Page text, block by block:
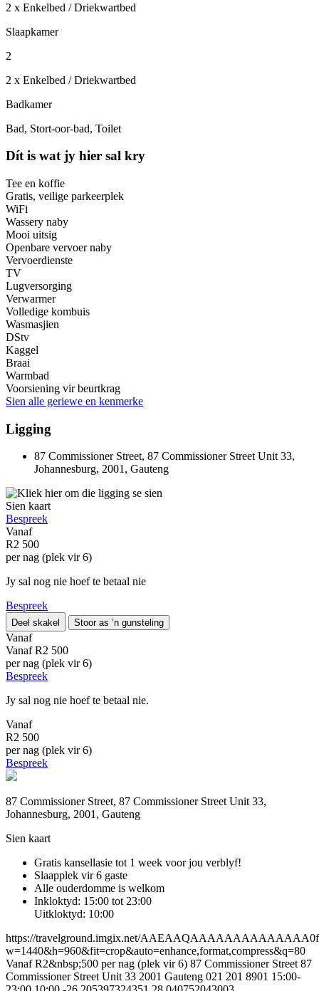
2 x Enkelbed / Driekwartbed
Slaapkamer
2
2 x Enkelbed / Driekwartbed
Badkamer
Bad, Stort-oor-bad, Toilet
Dít is wat jy hier sal kry
Tee en koffie
Gratis, veilige parkeerplek
WiFi
Wassery naby
Mooi uitsig
Openbare vervoer naby
Vervoerdienste
TV
Lugversorging
Verwarmer
Volledige kombuis
Wasmasjien
DStv
Kaggel
Braai
Warmbad
Voorsiening vir beurtkrag
Sien alle geriewe en kenmerke
Ligging
87 Commissioner Street, 87 Commissioner Street Unit 33,
Johannesburg, 2001, Gauteng
Sien kaart
Bespreek
Vanaf
R2 500
per nag (plek vir 6)
Jy sal nog nie hoef te betaal nie
Bespreek
Deel skakel Stoor as ’n gunsteling
Vanaf
Vanaf R2 500
per nag (plek vir 6)
Bespreek
Jy sal nog nie hoef te betaal nie.
Vanaf
R2 500
per nag (plek vir 6)
Bespreek
87 Commissioner Street, 87 Commissioner Street Unit 33,
Johannesburg, 2001, Gauteng
Sien kaart
Gratis kansellasie tot 1 week voor jou verblyf!
Slaapplek vir 6 gaste
Alle ouderdomme is welkom
Inkloktyd: 15:00 tot 23:00
Uitkloktyd: 10:00
https://travelground.imgix.net/
w=1440&h=960&fit=crop&auto=enhance,format,compress&q=80
Vanaf R2&nbsp;500 per nag (plek vir 6) 87 Commissioner Street 87
Commissioner Street Unit 33 2001 Gauteng 021 201 8901 15:00-